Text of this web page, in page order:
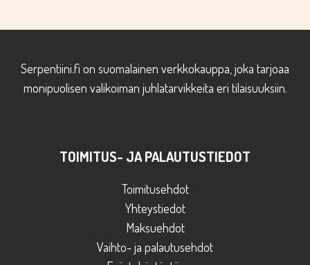
Serpentiini.fi on suomalainen verkkokauppa, joka tarjoaa
monipuolisen valikoiman juhlatarvikkeita eri tilaisuuksiin.
TOIMITUS- JA PALAUTUSTIEDOT
Toimitusehdot
Yhteystiedot
Maksuehdot
Vaihto- ja palautusehdot